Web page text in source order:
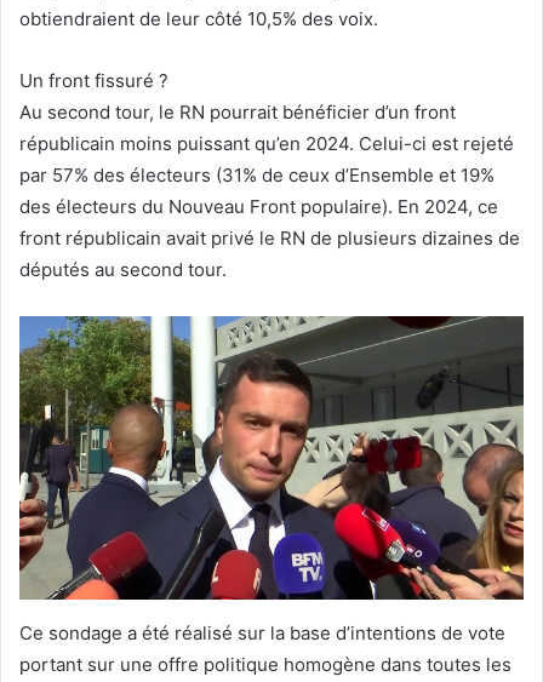
obtiendraient de leur côté 10,5% des voix.
Un front fissuré ?
Au second tour, le RN pourrait bénéficier d’un front
républicain moins puissant qu’en 2024. Celui-ci est rejeté
par 57% des électeurs (31% de ceux d’Ensemble et 19%
des électeurs du Nouveau Front populaire). En 2024, ce
front républicain avait privé le RN de plusieurs dizaines de
députés au second tour.
Ce sondage a été réalisé sur la base d’intentions de vote
portant sur une offre politique homogène dans toutes les